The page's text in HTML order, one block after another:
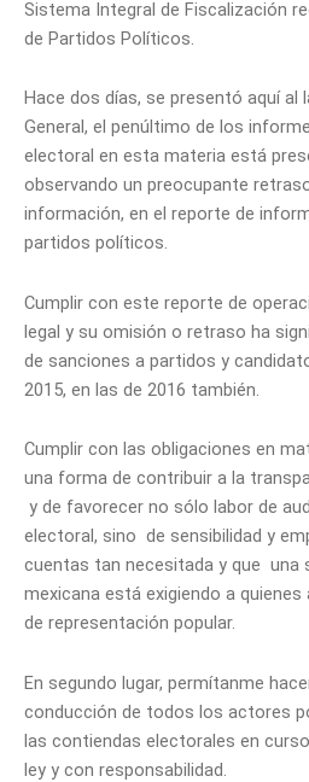
Sistema Integral de Fiscalización
de Partidos Políticos.
Hace dos días, se presentó aquí al
General, el penúltimo de los
electoral en esta materia está
observando un preocupante
información, en el reporte de
partidos políticos.
Cumplir con este reporte de
legal y su omisión o retraso ha
de sanciones a partidos y
2015, en las de 2016 también.
Cumplir con las obligaciones en
una forma de contribuir a la
y de favorecer no sólo labor de
electoral, sino de sensibilidad y
cuentas tan necesitada y que una
mexicana está exigiendo a
de representación popular.
En segundo lugar, permítanme
conducción de todos los actores
las contiendas electorales en
ley y con responsabilidad.